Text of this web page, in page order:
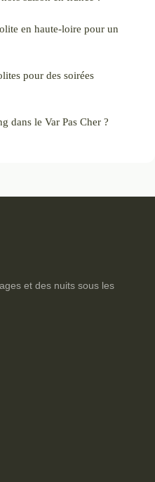
en haute-loire pour un
pour des soirées
dans le Var Pas Cher ?
et des nuits sous les